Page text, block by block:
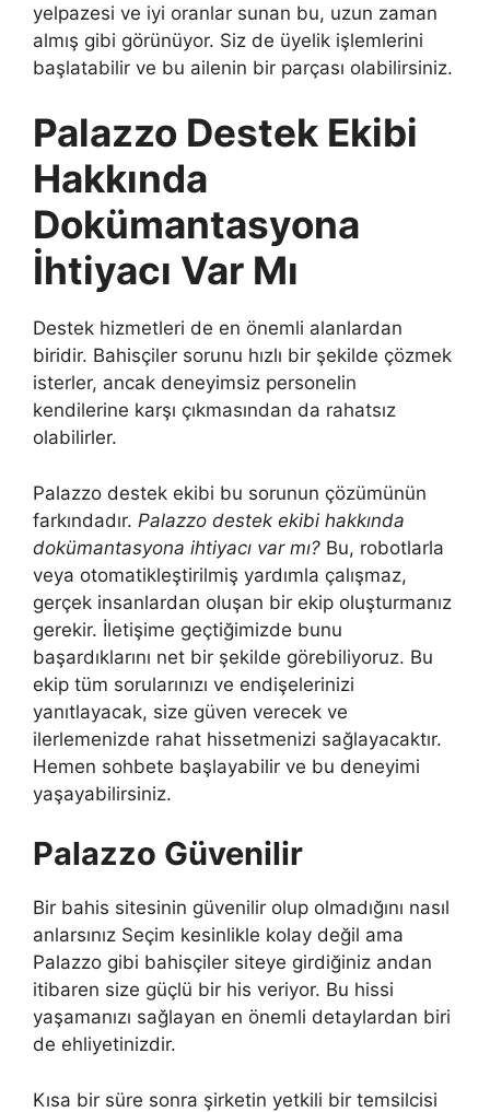
yelpazesi ve iyi oranlar sunan bu, uzun zaman
almış gibi görünüyor. Siz de üyelik işlemlerini
başlatabilir ve bu ailenin bir parçası olabilirsiniz.
Palazzo Destek Ekibi
Hakkında
Dokümantasyona
İhtiyacı Var Mı
Destek hizmetleri de en önemli alanlardan
biridir. Bahisçiler sorunu hızlı bir şekilde çözmek
isterler, ancak deneyimsiz personelin
kendilerine karşı çıkmasından da rahatsız
olabilirler.
Palazzo destek ekibi bu sorunun çözümünün
farkındadır. Palazzo destek ekibi hakkında
dokümantasyona ihtiyacı var mı? Bu, robotlarla
veya otomatikleştirilmiş yardımla çalışmaz,
gerçek insanlardan oluşan bir ekip oluşturmanız
gerekir. İletişime geçtiğimizde bunu
başardıklarını net bir şekilde görebiliyoruz. Bu
ekip tüm sorularınızı ve endişelerinizi
yanıtlayacak, size güven verecek ve
ilerlemenizde rahat hissetmenizi sağlayacaktır.
Hemen sohbete başlayabilir ve bu deneyimi
yaşayabilirsiniz.
Palazzo Güvenilir
Bir bahis sitesinin güvenilir olup olmadığını nasıl
anlarsınız Seçim kesinlikle kolay değil ama
Palazzo gibi bahisçiler siteye girdiğiniz andan
itibaren size güçlü bir his veriyor. Bu hissi
yaşamanızı sağlayan en önemli detaylardan biri
de ehliyetinizdir.
Kısa bir süre sonra şirketin yetkili bir temsilcisi